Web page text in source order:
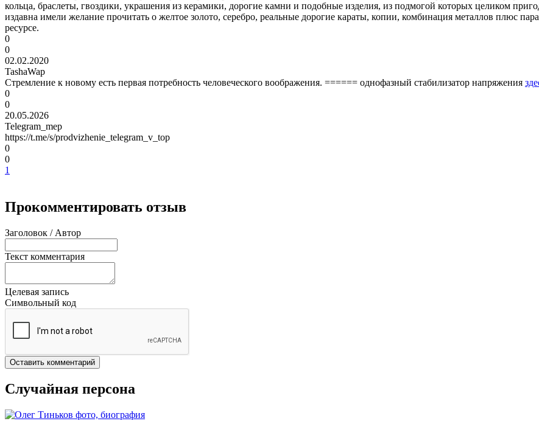
кольца, браслеты, гвоздики, украшения из керамики, дорогие камни и подобные изделия, из подмогой которых целиком
издавна имели желание прочитать о желтое золото, серебро, реальные дорогие караты, копии, комбинация металлов плюс
ресурсе.
0
0
02.02.2020
TashaWap
Стремление к новому есть первая потребность человеческого воображения. ====== однофазный стабилизатор напряжения
0
0
20.05.2026
Telegram_mep
https://t.me/s/prodvizhenie_telegram_v_top
0
0
1
Прокомментировать отзыв
Заголовок / Автор
Текст комментария
Целевая запись
Символьный код
Оставить комментарий
Случайная персона